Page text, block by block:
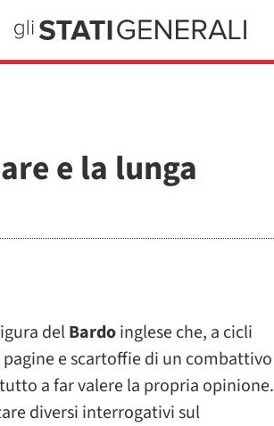
e la lunga
delBardoinglese che, a cicli
e scartoffie di un combattivo
a far valere la propria opinione.
diversi interrogativi sul